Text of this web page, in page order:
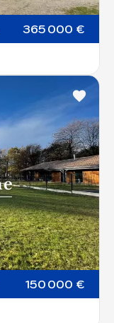
365 000 €
150 000 €